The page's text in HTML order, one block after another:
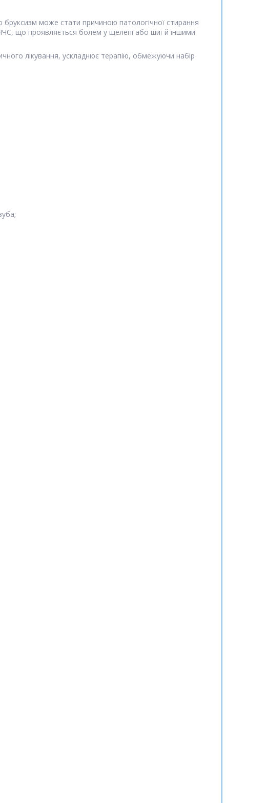
бруксизм може стати причиною патологічної стирання
що проявляється болем у щелепі або шиї й іншими
лікування, ускладнює терапію, обмежуючи набір